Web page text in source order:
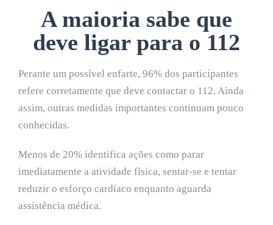
A maioria sabe que
deve ligar para o 112
Perante um possível enfarte, 96% dos participantes
refere corretamente que deve contactar o 112. Ainda
assim, outras medidas importantes continuam pouco
conhecidas.
Menos de 20% identifica ações como parar
imediatamente a atividade física, sentar-se e tentar
reduzir o esforço cardíaco enquanto aguarda
assistência médica.